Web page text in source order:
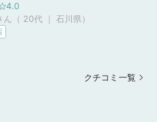
後のサービスもしっかりし
。 店員さんの知識が豊富
疑問点に対して分かりやす
4.0
ん（ 20代 ｜ 石川県）
クチコミ一覧